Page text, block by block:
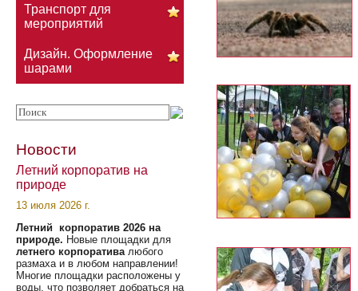
Транспорт для
мероприятий
Дизайн. Оформление
шарами
Новости
Летний корпоратив на
природе
13 июля 2026 г.
Летний корпоратив 2026 на
природе. Новые площадки для
летнего корпоративалюбого
размаха и в любом направлении!
Многие площадки расположены у
воды, что позволяет добраться на